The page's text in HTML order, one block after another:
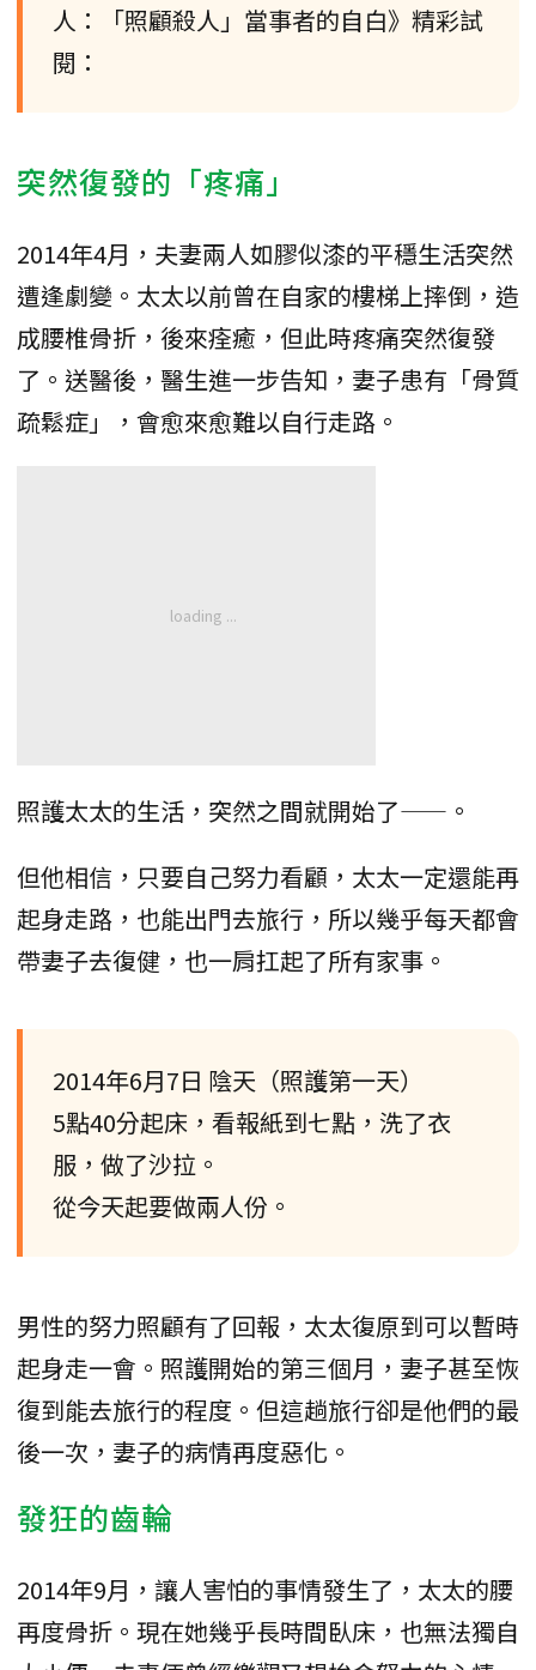
人：「照顧殺人」當事者的自白》精彩試
閱：
突然復發的「疼痛」
2014年4月，夫妻兩人如膠似漆的平穩生活突然
遭逢劇變。太太以前曾在自家的樓梯上摔倒，造
成腰椎骨折，後來痊癒，但此時疼痛突然復發
了。送醫後，醫生進一步告知，妻子患有「骨質
疏鬆症」，會愈來愈難以自行走路。
照護太太的生活，突然之間就開始了——。
但他相信，只要自己努力看顧，太太一定還能再
起身走路，也能出門去旅行，所以幾乎每天都會
帶妻子去復健，也一肩扛起了所有家事。
2014年6月7日 陰天（照護第一天）
5點40分起床，看報紙到七點，洗了衣
服，做了沙拉。
從今天起要做兩人份。
男性的努力照顧有了回報，太太復原到可以暫時
起身走一會。照護開始的第三個月，妻子甚至恢
復到能去旅行的程度。但這趟旅行卻是他們的最
後一次，妻子的病情再度惡化。
發狂的齒輪
2014年9月，讓人害怕的事情發生了，太太的腰
再度骨折。現在她幾乎長時間臥床，也無法獨自